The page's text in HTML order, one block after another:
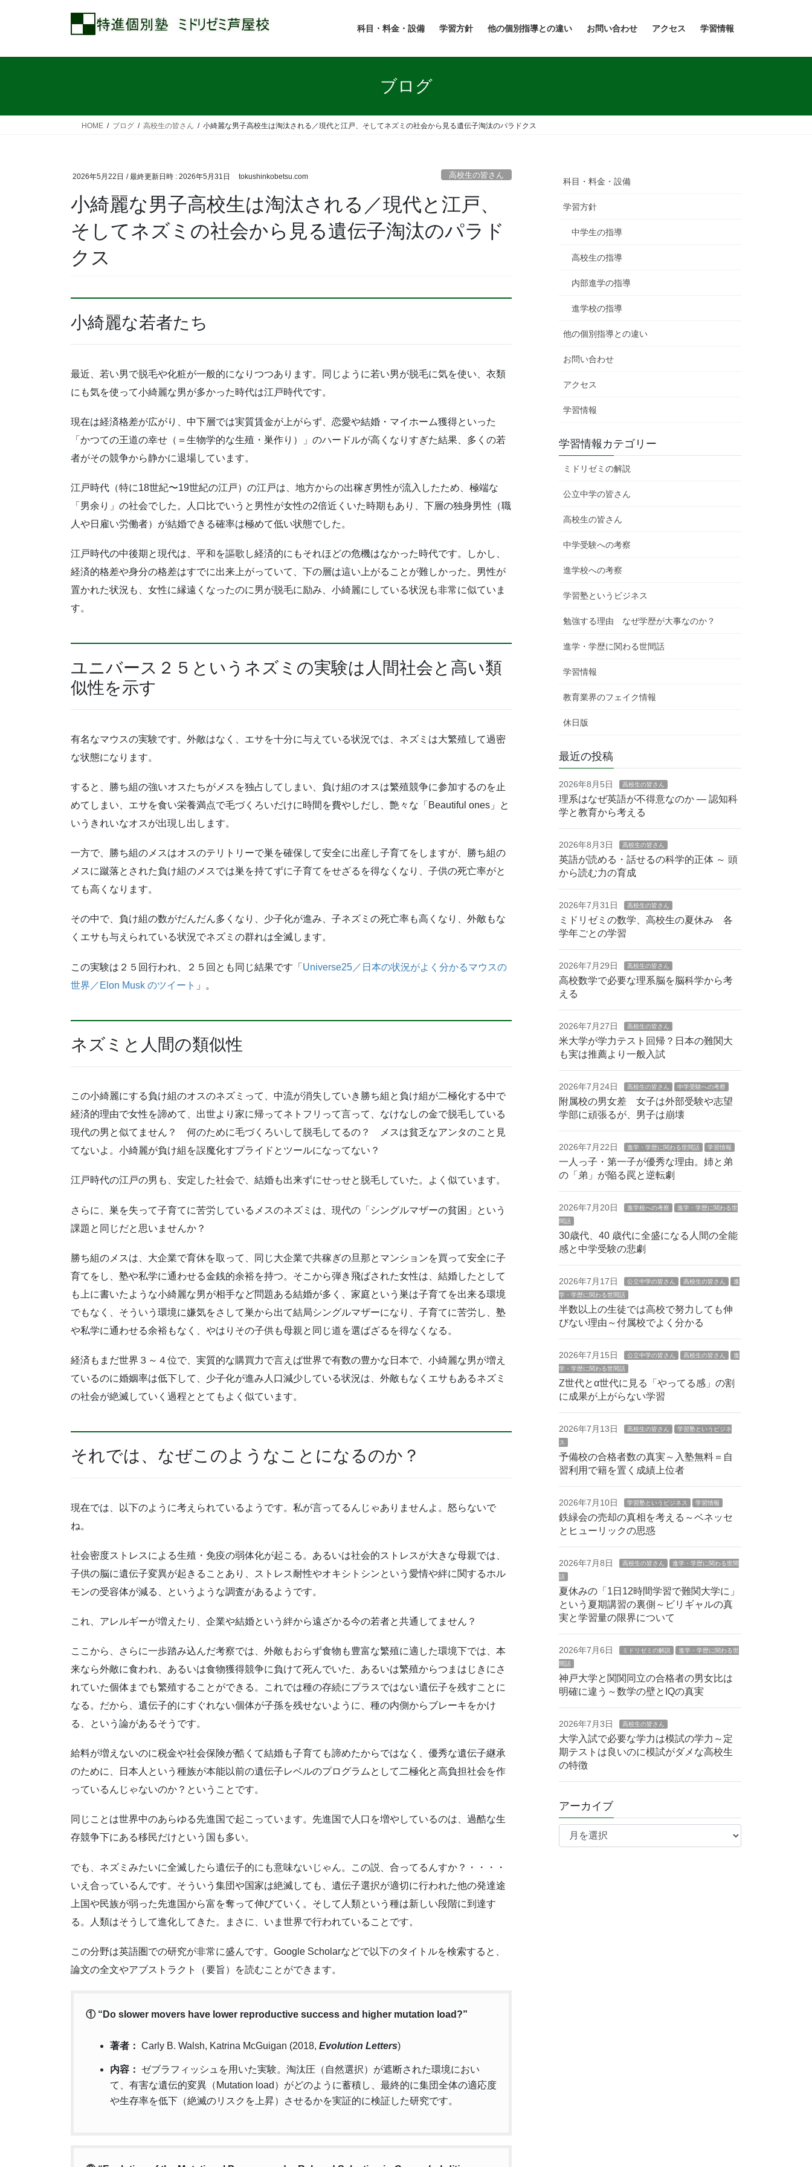
科目・料金・設備 学習方針 他の個別指導との違い お問い合わせ アクセス 学習情報
ブログ
HOME ブログ 高校生の皆さん 小綺麗な男子高校生は淘汰される／現代と江戸、そしてネズミの社会から見る遺伝子淘汰のパラドクス
2026年5月22日 / 最終更新日時 : 2026年5月31日 tokushinkobetsu.com 高校生の皆さん
小綺麗な男子高校生は淘汰される／現代と江戸、
そしてネズミの社会から見る遺伝子淘汰のパラド
クス
小綺麗な若者たち
最近、若い男で脱毛や化粧が一般的になりつつあります。同じように若い男が脱毛に気を使い、衣類
にも気を使って小綺麗な男が多かった時代は江戸時代です。
現在は経済格差が広がり、中下層では実質賃金が上がらず、恋愛や結婚・マイホーム獲得といった
「かつての王道の幸せ（＝生物学的な生殖・巣作り）」のハードルが高くなりすぎた結果、多くの若
者がその競争から静かに退場しています。
江戸時代（特に18世紀〜19世紀の江戸）の江戸は、地方からの出稼ぎ男性が流入したため、極端な
「男余り」の社会でした。人口比でいうと男性が女性の2倍近くいた時期もあり、下層の独身男性（職
人や日雇い労働者）が結婚できる確率は極めて低い状態でした。
江戸時代の中後期と現代は、平和を謳歌し経済的にもそれほどの危機はなかった時代です。しかし、
経済的格差や身分の格差はすでに出来上がっていて、下の層は這い上がることが難しかった。男性が
置かれた状況も、女性に縁遠くなったのに男が脱毛に励み、小綺麗にしている状況も非常に似ていま
す。
ユニバース２５というネズミの実験は人間社会と高い類
似性を示す
有名なマウスの実験です。外敵はなく、エサを十分に与えている状況では、ネズミは大繁殖して過密
な状態になります。
すると、勝ち組の強いオスたちがメスを独占してしまい、負け組のオスは繁殖競争に参加するのを止
めてしまい、エサを食い栄養満点で毛づくろいだけに時間を費やしだし、艶々な「Beautiful ones」と
いうきれいなオスが出現し出します。
一方で、勝ち組のメスはオスのテリトリーで巣を確保して安全に出産し子育てをしますが、勝ち組の
メスに蹴落とされた負け組のメスでは巣を持てずに子育てをせざるを得なくなり、子供の死亡率がと
ても高くなります。
その中で、負け組の数がだんだん多くなり、少子化が進み、子ネズミの死亡率も高くなり、外敵もな
くエサも与えられている状況でネズミの群れは全滅します。
この実験は２５回行われ、２５回とも同じ結果です「 Universe25／日本の状況がよく分かるマウスの
世界／Elon Musk のツイート 」。
ネズミと人間の類似性
この小綺麗にする負け組のオスのネズミって、中流が消失していき勝ち組と負け組が二極化する中で
経済的理由で女性を諦めて、出世より家に帰ってネトフリって言って、なけなしの金で脱毛している
現代の男と似てません？ 何のために毛づくろいして脱毛してるの？ メスは貧乏なアンタのこと見
てないよ。小綺麗が負け組を誤魔化すプライドとツールになってない？
江戸時代の江戸の男も、安定した社会で、結婚も出来ずにせっせと脱毛していた。よく似ています。
さらに、巣を失って子育てに苦労しているメスのネズミは、現代の「シングルマザーの貧困」という
課題と同じだと思いませんか？
勝ち組のメスは、大企業で育休を取って、同じ大企業で共稼ぎの旦那とマンションを買って安全に子
育てをし、塾や私学に通わせる金銭的余裕を持つ。そこから弾き飛ばされた女性は、結婚したとして
も上に書いたような小綺麗な男が相手など問題ある結婚が多く、家庭という巣は子育てを出来る環境
でもなく、そういう環境に嫌気をさして巣から出て結局シングルマザーになり、子育てに苦労し、塾
や私学に通わせる余裕もなく、やはりその子供も母親と同じ道を選ばざるを得なくなる。
経済もまだ世界３～４位で、実質的な購買力で言えば世界で有数の豊かな日本で、小綺麗な男が増え
ているのに婚姻率は低下して、少子化が進み人口減少している状況は、外敵もなくエサもあるネズミ
の社会が絶滅していく過程ととてもよく似ています。
それでは、なぜこのようなことになるのか？
現在では、以下のように考えられているようです。私が言ってるんじゃありませんよ。怒らないで
ね。
社会密度ストレスによる生殖・免疫の弱体化が起こる。あるいは社会的ストレスが大きな母親では、
子供の脳に遺伝子変異が起きることあり、ストレス耐性やオキシトシンという愛情や絆に関するホル
モンの受容体が減る、というような調査があるようです。
これ、アレルギーが増えたり、企業や結婚という絆から遠ざかる今の若者と共通してません？
ここから、さらに一歩踏み込んだ考察では、外敵もおらず食物も豊富な繁殖に適した環境下では、本
来なら外敵に食われ、あるいは食物獲得競争に負けて死んでいた、あるいは繁殖からつまはじきにさ
れていた個体までも繁殖することができる。これでは種の存続にプラスではない遺伝子を残すことに
なる。だから、遺伝子的にすぐれない個体が子孫を残せないように、種の内側からブレーキをかけ
る、という論があるそうです。
給料が増えないのに税金や社会保険が酷くて結婚も子育ても諦めたからではなく、優秀な遺伝子継承
のために、日本人という種族が本能以前の遺伝子レベルのプログラムとして二極化と高負担社会を作
っているんじゃないのか？ということです。
同じことは世界中のあらゆる先進国で起こっています。先進国で人口を増やしているのは、過酷な生
存競争下にある移民だけという国も多い。
でも、ネズミみたいに全滅したら遺伝子的にも意味ないじゃん。この説、合ってるんすか？・・・・
いえ合っているんです。そういう集団や国家は絶滅しても、遺伝子選択が適切に行われた他の発達途
上国や民族が弱った先進国から富を奪って伸びていく。そして人類という種は新しい段階に到達す
る。人類はそうして進化してきた。まさに、いま世界で行われていることです。
この分野は英語圏での研究が非常に盛んです。Google Scholarなどで以下のタイトルを検索すると、
論文の全文やアブストラクト（要旨）を読むことができます。
① “Do slower movers have lower reproductive success and higher mutation load?”
著者： Carly B. Walsh, Katrina McGuigan (2018, Evolution Letters)
内容：
ゼブラフィッシュを用いた実験。淘汰圧（自然選択）が遮断された環境におい
て、有害な遺伝的変異（Mutation load）がどのように蓄積し、最終的に集団全体の適応度
や生存率を低下（絶滅のリスクを上昇）させるかを実証的に検証した研究です。
科目・料金・設備
学習方針
中学生の指導
高校生の指導
内部進学の指導
進学校の指導
他の個別指導との違い
お問い合わせ
アクセス
学習情報
学習情報カテゴリー
ミドリゼミの解説
公立中学の皆さん
高校生の皆さん
中学受験への考察
進学校への考察
学習塾というビジネス
勉強する理由 なぜ学歴が大事なのか？
進学・学歴に関わる世間話
学習情報
教育業界のフェイク情報
休日版
最近の投稿
2026年8月5日 高校生の皆さん
理系はなぜ英語が不得意なのか — 認知科
学と教育から考える
2026年8月3日 高校生の皆さん
英語が読める・話せるの科学的正体 ～ 頭
から読む力の育成
2026年7月31日 高校生の皆さん
ミドリゼミの数学、高校生の夏休み 各
学年ごとの学習
2026年7月29日 高校生の皆さん
高校数学で必要な理系脳を脳科学から考
える
2026年7月27日 高校生の皆さん
米大学が学力テスト回帰？日本の難関大
も実は推薦より一般入試
2026年7月24日 高校生の皆さん 中学受験への考察
附属校の男女差 女子は外部受験や志望
学部に頑張るが、男子は崩壊
2026年7月22日 進学・学歴に関わる世間話 学習情報
一人っ子・第一子が優秀な理由。姉と弟
の「弟」が陥る罠と逆転劇
2026年7月20日 進学校への考察
進学・学歴に関わる世
間話
30歳代、40 歳代に全盛になる人間の全能
感と中学受験の悲劇
2026年7月17日 公立中学の皆さん 高校生の皆さん
進
学・学歴に関わる世間話
半数以上の生徒では高校で努力しても伸
びない理由～付属校でよく分かる
2026年7月15日 公立中学の皆さん 高校生の皆さん
進
学・学歴に関わる世間話
Z世代とα世代に見る「やってる感」の割
に成果が上がらない学習
2026年7月13日 高校生の皆さん
学習塾というビジネ
ス
予備校の合格者数の真実～入塾無料＝自
習利用で籍を置く成績上位者
2026年7月10日 学習塾というビジネス 学習情報
鉄緑会の売却の真相を考える～ベネッセ
とヒューリックの思惑
2026年7月8日 高校生の皆さん
進学・学歴に関わる世間
話
夏休みの「1日12時間学習で難関大学に」
という夏期講習の裏側～ビリギャルの真
実と学習量の限界について
2026年7月6日 ミドリゼミの解説
進学・学歴に関わる世
間話
神戸大学と関関同立の合格者の男女比は
明確に違う～数学の壁とIQの真実
2026年7月3日 高校生の皆さん
大学入試で必要な学力は模試の学力～定
期テストは良いのに模試がダメな高校生
の特徴
アーカイブ
ア